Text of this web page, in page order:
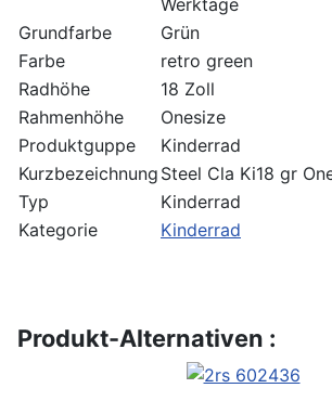
Grundfarbe
Grün
Farbe
retro green
Radhöhe
18 Zoll
Rahmenhöhe
Onesize
Produktguppe
Kinderrad
Kurzbezeichnung Steel Cla Ki18 gr
Typ
Kinderrad
Kategorie
Kinderrad
Produkt-Alternativen :